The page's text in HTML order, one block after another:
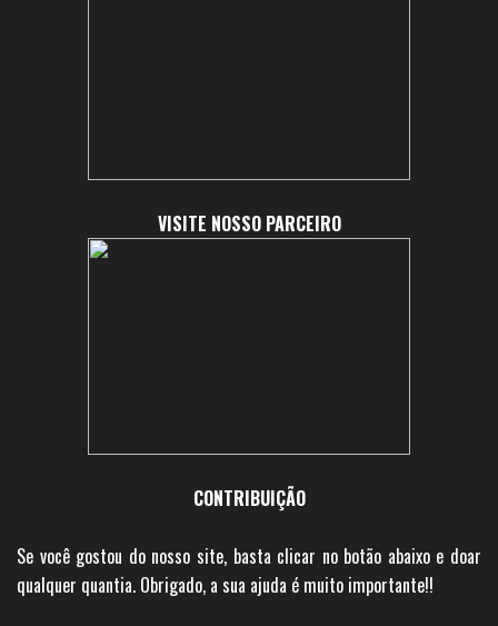
VISITE NOSSO PARCEIRO
CONTRIBUIÇÃO
Se você gostou do nosso site, basta clicar no botão abaixo e doar
qualquer quantia. Obrigado, a sua ajuda é muito importante!!